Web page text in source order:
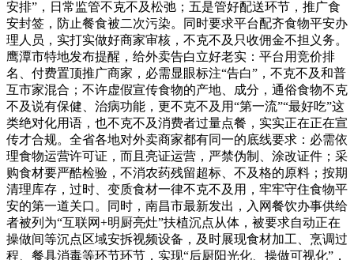
安排”，日常监管不克不及松弛；五是管好配送环节，推广食
安封签，防止餐食被二次污染。同时要求平台配齐食物平安办
理人员，实打实做好商家审核，不克不及只收佣金不担义务。
鹰潭市特地发布提醒，给外卖告白立好老实：平台用竞价排
名、付费置顶推广商家，必需显眼标注“告白”，不克不及和普
互市家混合；不许虚假宣传食物的产地、成分，通俗食物不克
不及说有保健、治病功能，更不克不及用“第一流”“最好吃”这
类绝对化用语，也不克不及消费者过量点餐，实实正在正在宣
传才合规。全省各地对外卖商家都有同一的底线要求：必需依
理食物运营许可证，而且亮证运营，严禁伪制、涂改证件；采
购食材要严酷检验，不消农药残留超标、不及格的原料；按期
清理库存，过时、变质食材一律不克不及用，牢牢守住食物平
安的第一道关口。同时，南昌市最新发出，入网餐饮办事供给
者被列为“互联网+明厨亮灶”扶植沉点从体，被要求自动正在
操做间等沉点区域安拆视频设备，及时展现食材加工、烹调过
程、餐具消毒等环节环节，实现“后厨阳光化、操做可视化”，